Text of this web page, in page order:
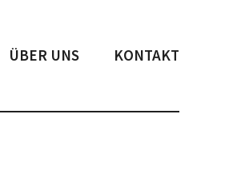
ÜBER UNS KONTAKT